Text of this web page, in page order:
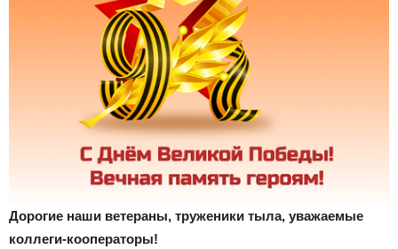
Дорогие наши ветераны, труженики тыла, уважаемые
коллеги-кооператоры!